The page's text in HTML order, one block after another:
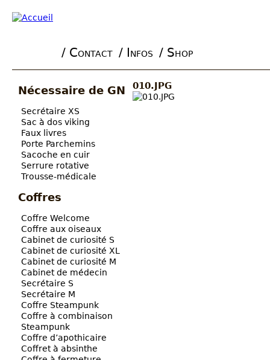
/ Contact / Infos / Shop
010.JPG
Nécessaire de GN
Secrétaire XS
Sac à dos viking
Faux livres
Porte Parchemins
Sacoche en cuir
Serrure rotative
Trousse-médicale
Coffres
Coffre Welcome
Coffre aux oiseaux
Cabinet de curiosité S
Cabinet de curiosité XL
Cabinet de curiosité M
Cabinet de médecin
Secrétaire S
Secrétaire M
Coffre Steampunk
Coffre à combinaison
Steampunk
Coffre d’apothicaire
Coffret à absinthe